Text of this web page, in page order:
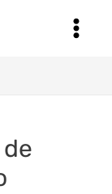
Main